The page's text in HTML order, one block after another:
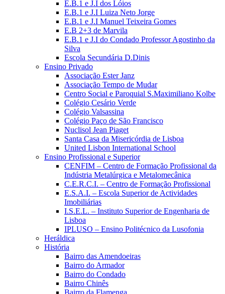
E.B.1 e J.I dos Lóios
E.B.1 e J.I Luiza Neto Jorge
E.B.1 e J.I Manuel Teixeira Gomes
E.B 2+3 de Marvila
E.B.1 e J.I do Condado Professor Agostinho da
Silva
Escola Secundária D.Dinis
Ensino Privado
Associação Ester Janz
Associação Tempo de Mudar
Centro Social e Paroquial S.Maximiliano Kolbe
Colégio Cesário Verde
Colégio Valsassina
Colégio Paço de São Francisco
Nuclisol Jean Piaget
Santa Casa da Misericórdia de Lisboa
United Lisbon International School
Ensino Profissional e Superior
CENFIM – Centro de Formação Profissional da
Indústria Metalúrgica e Metalomecânica
C.E.R.C.I. – Centro de Formação Profissional
E.S.A.I. – Escola Superior de Actividades
Imobiliárias
I.S.E.L. – Instituto Superior de Engenharia de
Lisboa
IPLUSO – Ensino Politécnico da Lusofonia
Heráldica
História
Bairro das Amendoeiras
Bairro do Armador
Bairro do Condado
Bairro Chinês
Bairro da Flamenga